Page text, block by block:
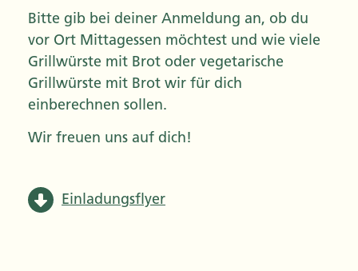
Bitte gib bei deiner Anmeldung an, ob du
vor Ort Mittagessen möchtest und wie viele
Grillwürste mit Brot oder vegetarische
Grillwürste mit Brot wir für dich
einberechnen sollen.
Wir freuen uns auf dich!
Einladungsflyer